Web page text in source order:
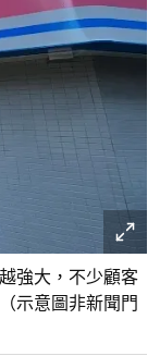
強大，不少顧客
示意圖非新聞門